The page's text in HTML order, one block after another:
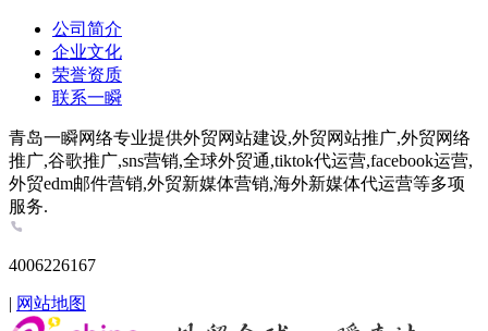
公司简介
企业文化
荣誉资质
联系一瞬
青岛一瞬网络专业提供外贸网站建设,外贸网站推广,外贸网络
推广,谷歌推广,sns营销,全球外贸通,tiktok代运营,facebook运营,
外贸edm邮件营销,外贸新媒体营销,海外新媒体代运营等多项
服务.
4006226167
| 网站地图